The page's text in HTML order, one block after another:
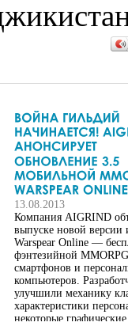
13.08.2013
Компания AIGRIND
выпуске новой версии
Warspear Online —
фэнтезийной
смартфонов и
компьютеров.
улучшили механику
характеристики
некоторые